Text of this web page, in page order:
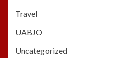
Travel
UABJO
Uncategorized